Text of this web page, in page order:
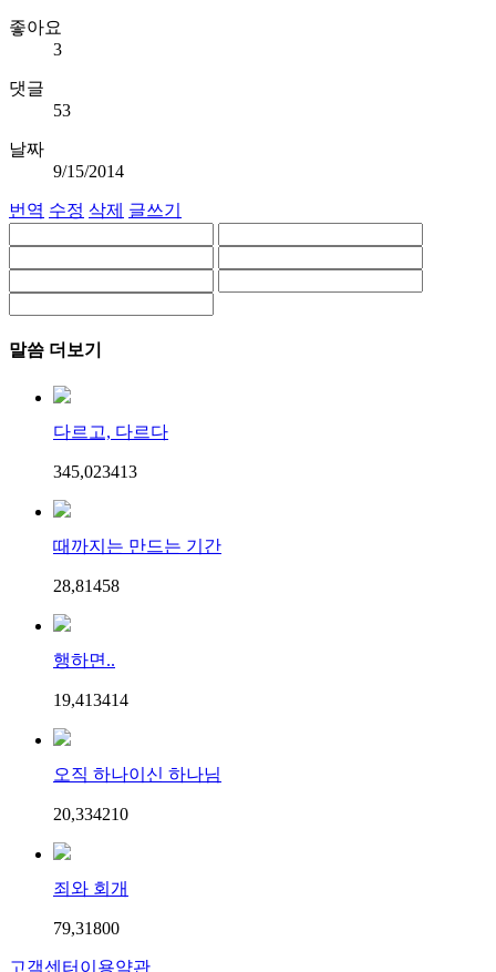
좋아요
3
댓글
53
날짜
9/15/2014
번역 수정 삭제 글쓰기
말씀 더보기
다르고, 다르다
345,023413
때까지는 만드는 기간
28,81458
행하면..
19,413414
오직 하나이신 하나님
20,334210
죄와 회개
79,31800
고객센터 이용약관